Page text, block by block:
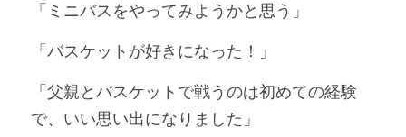
「ミニバスをやってみようかと思う」
「バスケットが好きになった！」
「父親とバスケットで戦うのは初めての経験
で、いい思い出になりました」